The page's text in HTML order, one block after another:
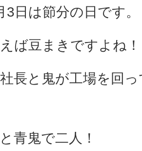
3日は節分の日です。
ば豆まきですよね！
長と鬼が工場を回
青鬼で二人！